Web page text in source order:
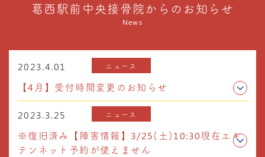
葛西駅前中央接骨院からのお知らせ
News
2023.4.01 ニュース
【4月】受付時間変更のお知らせ
2023.3.25 ニュース
※復旧済み【障害情報】3/25(土)10:30現在エキ
テンネット予約が使えません